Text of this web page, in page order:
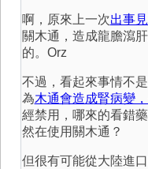
啊，原來上一次出事
關木通，造成龍膽瀉
的。Orz
不過，看起來事情不
為木通會造成腎病變
經禁用，哪來的看錯
然在使用關木通？
但很有可能從大陸進